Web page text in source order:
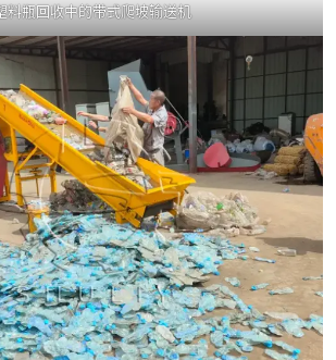
料瓶回收中的带式爬坡输送机